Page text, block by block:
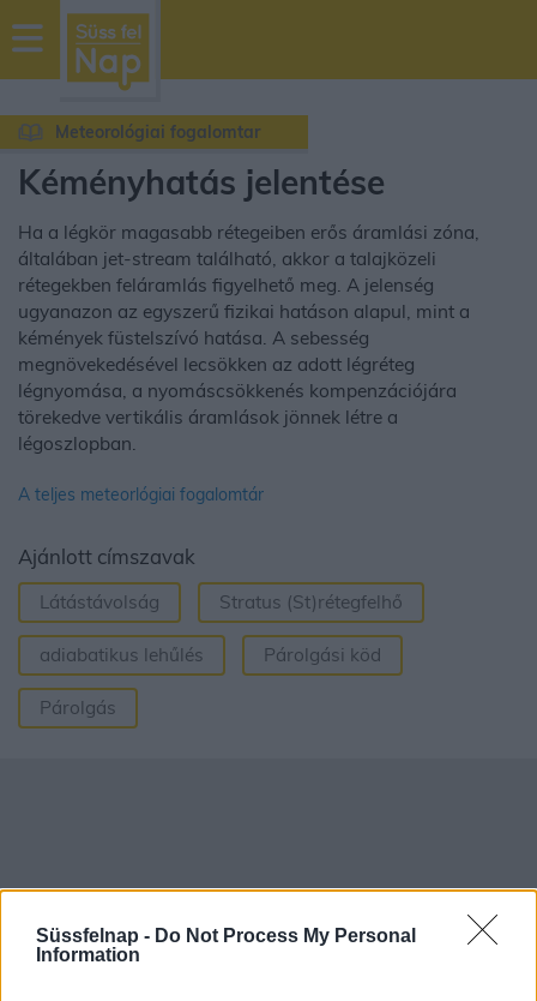
Süssfelnap - Do Not Process My Personal
Information
sussfelnap.hu
időjárás
Meteorológiai fogalomtar
Kéményhatás jelentése
Ha a légkör magasabb rétegeiben erős áramlási zóna,
általában jet-stream található, akkor a talajközeli
rétegekben feláramlás figyelhető meg. A jelenség
ugyanazon az egyszerű fizikai hatáson alapul, mint a
kémények füstelszívó hatása. A sebesség
megnövekedésével lecsökken az adott légréteg
légnyomása, a nyomáscsökkenés kompenzációjára
törekedve vertikális áramlások jönnek létre a
légoszlopban.
A teljes meteorlógiai fogalomtár
Ajánlott címszavak
Látástávolság Stratus (St)rétegfelhő
adiabatikus lehűlés Párolgási köd
Párolgás